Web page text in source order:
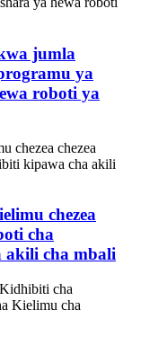
jumla
ya
roboti ya
chezea
cha
akili cha mbali